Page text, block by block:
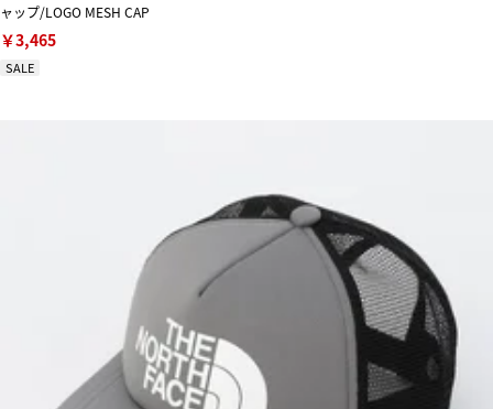
ャップ/LOGO MESH CAP
￥3,465
SALE